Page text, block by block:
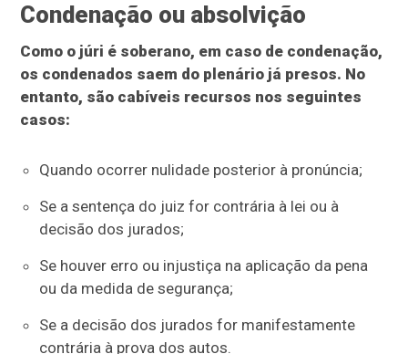
Condenação ou absolvição
Como o júri é soberano, em caso de condenação,
os condenados saem do plenário já presos. No
entanto, são cabíveis recursos nos seguintes
casos:
Quando ocorrer nulidade posterior à pronúncia;
Se a sentença do juiz for contrária à lei ou à
decisão dos jurados;
Se houver erro ou injustiça na aplicação da pena
ou da medida de segurança;
Se a decisão dos jurados for manifestamente
contrária à prova dos autos.